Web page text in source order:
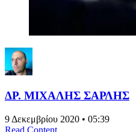
ΔΡ. ΜΙΧΑΛΗΣ ΣΑΡΛΗΣ
9 Δεκεμβρίου 2020 • 05:39
Read Content